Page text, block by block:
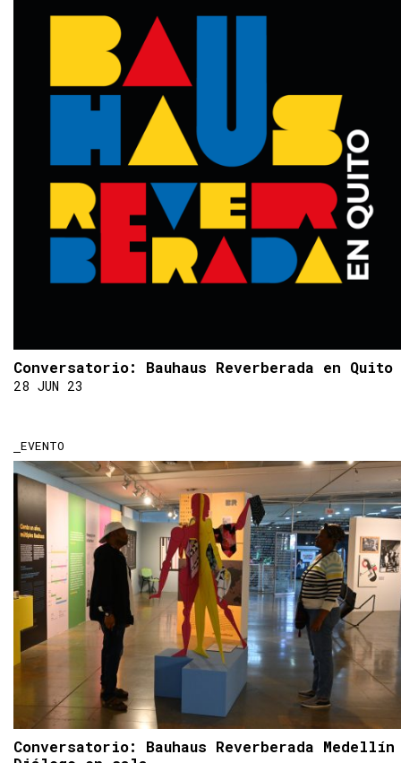
Conversatorio: Bauhaus Reverberada en Quito
28 JUN 23
EVENTO
Conversatorio: Bauhaus Reverberada